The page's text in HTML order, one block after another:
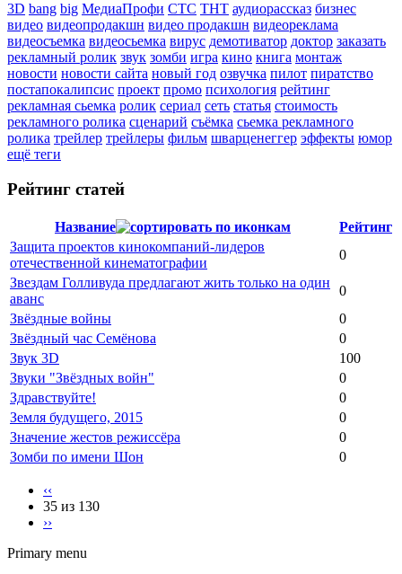
3D bang big МедиаПрофи СТС ТНТ аудиорассказ бизнес
видео видеопродакшн видео продакшн видеореклама
видеосъемка видеосьемка вирус демотиватор доктор заказать
рекламный ролик звук зомби игра кино книга монтаж
новости новости сайта новый год озвучка пилот пиратство
постапокалипсис проект промо психология рейтинг
рекламная сьемка ролик сериал сеть статья стоимость
рекламного ролика сценарий съёмка сьемка рекламного
ролика трейлер трейлеры фильм шварценеггер эффекты юмор
ещё теги
Рейтинг статей
Название
Рейтинг
Защита проектов кинокомпаний-лидеров
отечественной кинематографии
0
Звездам Голливуда предлагают жить только на один
аванс
0
Звёздные войны
0
Звёздный час Семёнова
0
Звук 3D
100
Звуки "Звёздных войн"
0
Здравствуйте!
0
Земля будущего, 2015
0
Значение жестов режиссёра
0
Зомби по имени Шон
0
‹‹
35 из 130
››
Primary menu